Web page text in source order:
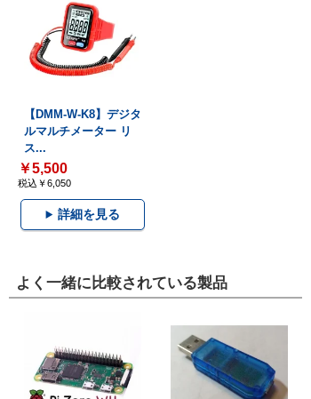
【DMM-W-K8】デジタ
ルマルチメーター リ
ス...
￥5,500
税込￥6,050
詳細を見る
よく一緒に比較されている製品